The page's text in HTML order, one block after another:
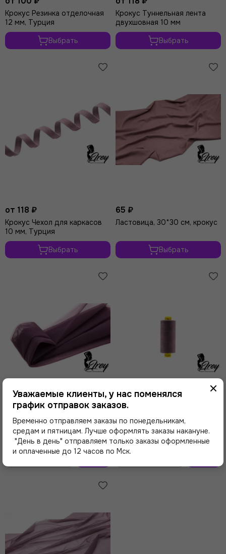
Розовый
Лаванда
Индиго
Крокус Резинка отделочная
12 мм, Турция
Выбрать
Крокус Туннельная лента
двухшовная 10 мм
Выбрать
от 118 ₽
Крокус Чехол для каркасов
10 мм, Турция
Выбрать
65 ₽
Ластовица, 30*30 см, крокус
Выбрать
799 ₽
Неэластичная сетка Lauma,
арт.387, крокус 1071
корзину
359 ₽
Нитки Guetermann MARA
150/1000 м, крокус
Уважаемые клиенты, у нас поменялся
график отправок заказов.
Временно отправляем заказы по понедельникам,
средам и пятницам. Лучше оформлять заказы накануне.
"День в день" отправляем только заказы оформленные
и оплаченные до 12 часов по Мск.